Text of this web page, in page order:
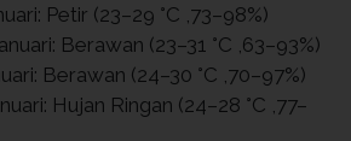
Petir (23–29 °C ,73–98%)
Berawan (23–31 °C ,63–93%)
Berawan (24–30 °C ,70–97%)
Hujan Ringan (24–28 °C ,77–